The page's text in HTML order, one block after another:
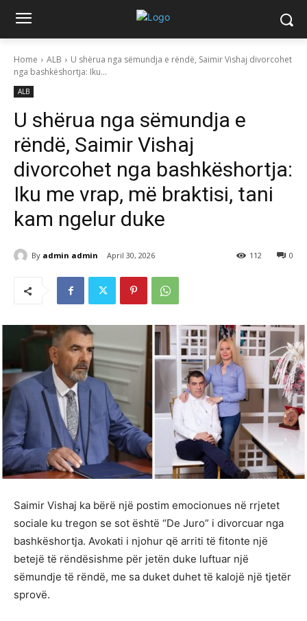
Home ALB
U shërua nga sëmundja e rëndë, Saimir Vishaj divorcohet
nga bashkëshortja: Iku...
ALB
U shërua nga sëmundja e
rëndë, Saimir Vishaj
divorcohet nga bashkëshortja:
Iku me vrap, më braktisi, tani
kam ngelur duke
By admin admin April 30, 2026 0
112
Saimir Vishaj ka bërë një postim emocionues në rrjetet
sociale ku tregon se sot është “De Juro” i divorcuar nga
bashkëshortja. Avokati i njohur që arriti të fitonte një
betejë të rëndësishme për jetën duke luftuar një
sëmundje të rëndë, me sa duket duhet të kalojë një tjetër
sprovë.